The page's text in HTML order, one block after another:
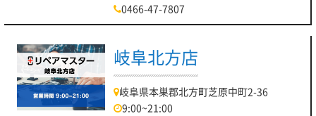
0466-47-7807
岐阜北方店
岐阜県本巣郡北方町芝原中町2-36
9:00~21:00